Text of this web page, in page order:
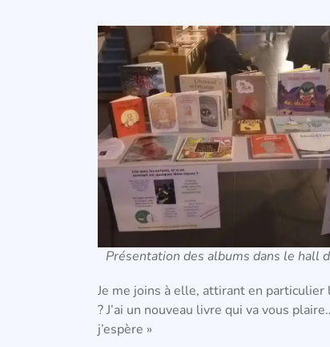
Présentation des albums dans le hall
Je me joins à elle, attirant en particulier
? J’ai un nouveau livre qui va vous
j’espère »